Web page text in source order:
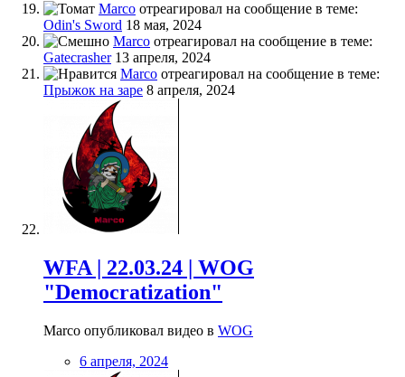
Marco отреагировал на сообщение в теме:
Odin's Sword 18 мая, 2024
Marco отреагировал на сообщение в теме:
Gatecrasher 13 апреля, 2024
Marco отреагировал на сообщение в теме:
Прыжок на заре 8 апреля, 2024
WFA | 22.03.24 | WOG
"Democratization"
Marco опубликовал видео в WOG
6 апреля, 2024